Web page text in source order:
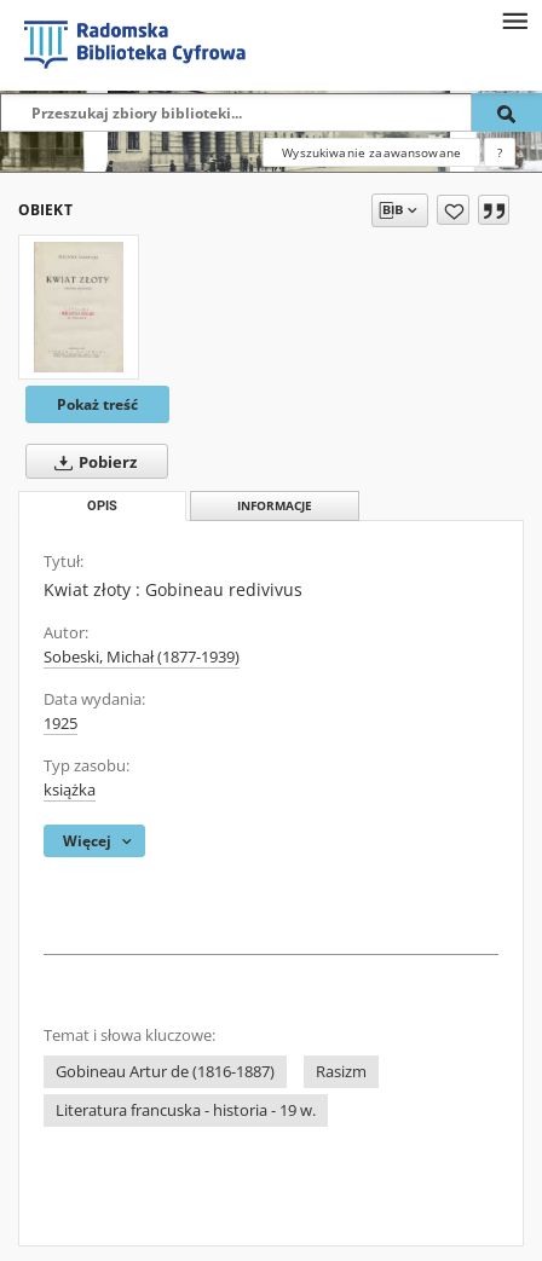
Wyszukiwanie zaawansowane ?
OBIEKT
Pokaż treść
Pobierz
OPIS INFORMACJE
Tytuł:
Kwiat złoty : Gobineau redivivus
Autor:
Sobeski, Michał (1877-1939)
Data wydania:
1925
Typ zasobu:
książka
Więcej
Temat i słowa kluczowe:
Gobineau Artur de (1816-1887)
Rasizm
Literatura francuska - historia - 19 w.